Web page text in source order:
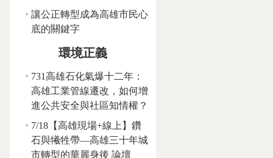
讓公正轉型成為高雄市民心
底的關鍵字
環境正義
731高雄石化氣爆十二年：
高雄工業管線遷改，如何增
進公共安全與社區知情權？
7/18【高雄現場+線上】鑽
石與犧牲帶—高雄三十年城
市轉型的華麗身後 論壇